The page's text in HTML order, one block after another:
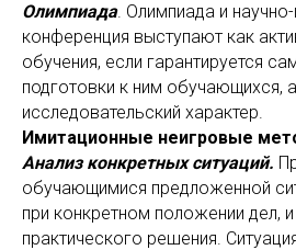
Олимпиада. Олимпиада и
конференция выступают как
обучения, если гарантируется
подготовки к ним обучающихся,
исследовательский характер.
Имитационные неигровые
Анализ конкретных ситуаций.
обучающимися предложенной
при конкретном положении дел,
практического решения.